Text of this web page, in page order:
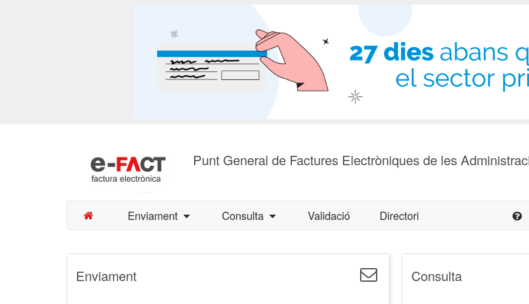
Punt General de Factures Electròniques de les
Enviament Consulta Validació Directori
Enviament Consulta